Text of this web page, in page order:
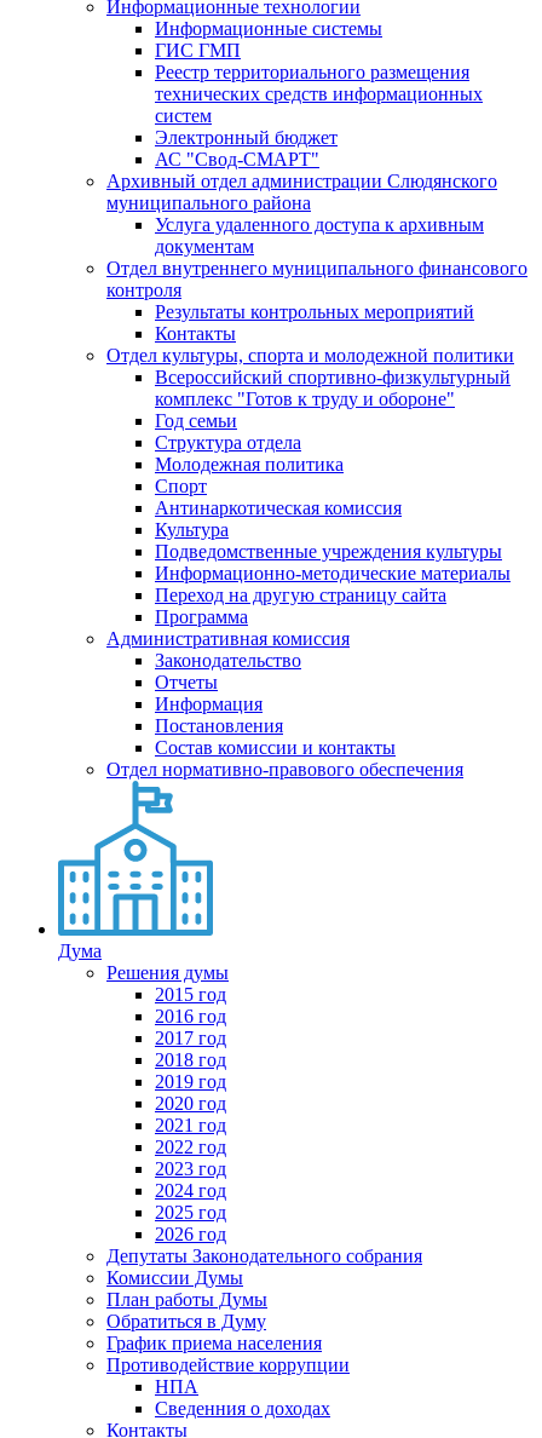
Информационные технологии
Информационные системы
ГИС ГМП
Реестр территориального размещения
технических средств информационных
систем
Электронный бюджет
АС "Свод-СМАРТ"
Архивный отдел администрации Слюдянского
муниципального района
Услуга удаленного доступа к архивным
документам
Отдел внутреннего муниципального финансового
контроля
Результаты контрольных мероприятий
Контакты
Отдел культуры, спорта и молодежной политики
Всероссийский спортивно-физкультурный
комплекс "Готов к труду и обороне"
Год семьи
Структура отдела
Молодежная политика
Спорт
Антинаркотическая комиссия
Культура
Подведомственные учреждения культуры
Информационно-методические материалы
Переход на другую страницу сайта
Программа
Административная комиссия
Законодательство
Отчеты
Информация
Постановления
Состав комиссии и контакты
Отдел нормативно-правового обеспечения
Дума
Решения думы
2015 год
2016 год
2017 год
2018 год
2019 год
2020 год
2021 год
2022 год
2023 год
2024 год
2025 год
2026 год
Депутаты Законодательного собрания
Комиссии Думы
План работы Думы
Обратиться в Думу
График приема населения
Противодействие коррупции
НПА
Сведенния о доходах
Контакты